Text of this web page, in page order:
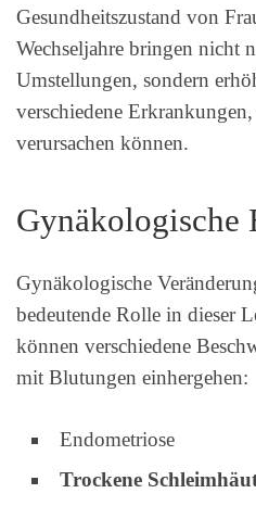
Gesundheitszustand von
Wechseljahre bringen nicht
Umstellungen, sondern
verschiedene
verursachen können.
Gynäkologische
Gynäkologische
bedeutende Rolle in dieser
können verschiedene
mit Blutungen einhergehen:
Endometriose
Trockene